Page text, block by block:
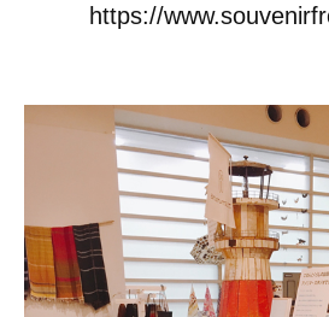
https://